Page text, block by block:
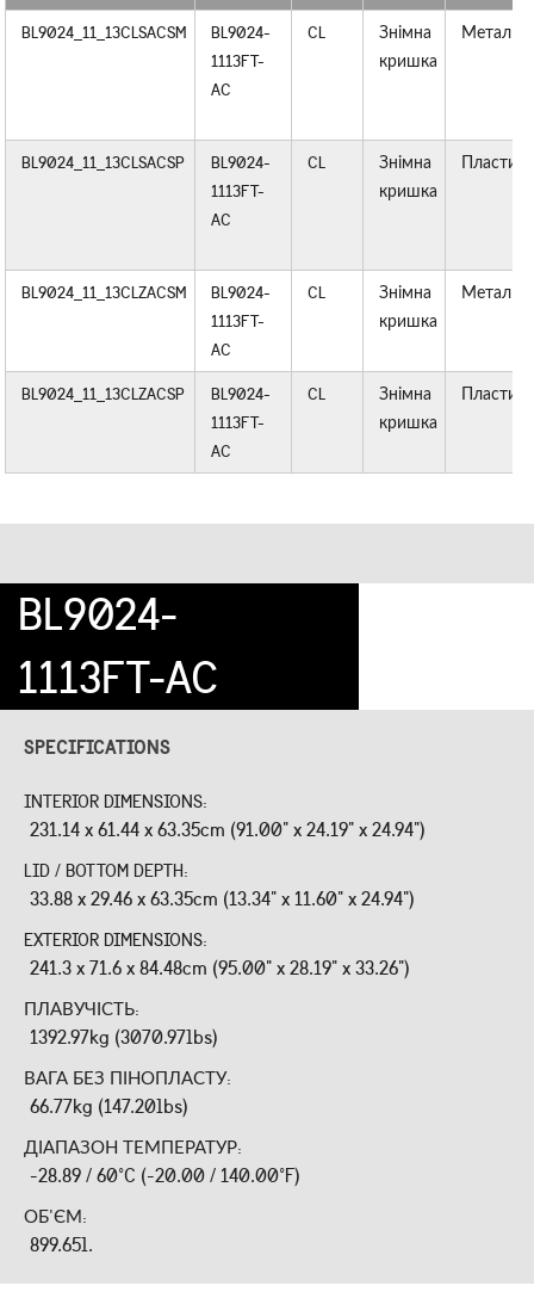
BL9024_11_13CLSACSM
BL9024-
1113FT-
AC
CL
Знімна
кришка
Метал
BL9024_11_13CLSACSP
BL9024-
1113FT-
AC
CL
Знімна
кришка
Пластик
BL9024_11_13CLZACSM
BL9024-
1113FT-
AC
CL
Знімна
кришка
Метал
BL9024_11_13CLZACSP
BL9024-
1113FT-
AC
CL
Знімна
кришка
Пластик
BL9024-
1113FT-AC
SPECIFICATIONS
INTERIOR DIMENSIONS:
231.14 x 61.44 x 63.35cm (91.00" x 24.19" x 24.94")
LID / BOTTOM DEPTH:
33.88 x 29.46 x 63.35cm (13.34" x 11.60" x 24.94")
EXTERIOR DIMENSIONS:
241.3 x 71.6 x 84.48cm (95.00" x 28.19" x 33.26")
ПЛАВУЧІСТЬ:
1392.97kg (3070.97lbs)
ВАГА БЕЗ ПІНОПЛАСТУ:
66.77kg (147.20lbs)
ДІАПАЗОН ТЕМПЕРАТУР:
-28.89 / 60°C (-20.00 / 140.00°F)
ОБ'ЄМ:
899.65l.